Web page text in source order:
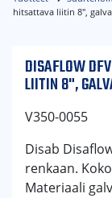
hitsattava liitin 8",
DISAFLOW
LIITIN 8",
V350-0055
Disab
renkaan.
Materiaali